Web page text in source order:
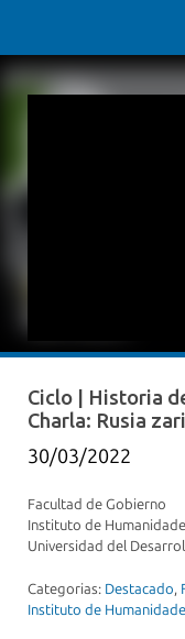
Ciclo | Historia
Charla: Rusia
30/03/2022
Facultad de Gobierno
Instituto de
Universidad del
Categorias: Destacado,
Instituto de